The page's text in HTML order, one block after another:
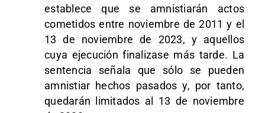
establece que se amnistiarán actos
cometidos entre noviembre de 2011 y el
13 de noviembre de 2023, y aquellos
cuya ejecución finalizase más tarde. La
sentencia señala que sólo se pueden
amnistiar hechos pasados y, por tanto,
quedarán limitados al 13 de noviembre